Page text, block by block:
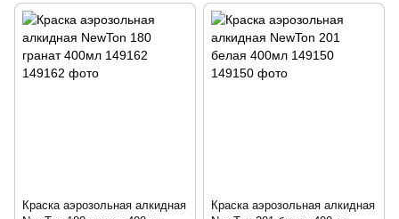
Краска аэрозольная алкидная
Краска аэрозольная алкидная